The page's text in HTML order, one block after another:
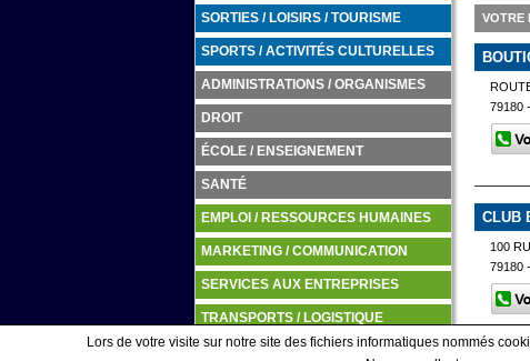
SORTIES / LOISIRS / TOURISME
SPORTS / ACTIVITÉS CULTURELLES
ADMINISTRATIONS / ORGANISMES
DROIT
ÉCOLE / ENSEIGNEMENT
SANTÉ
EMPLOI / RESSOURCES HUMAINES
MARKETING / COMMUNICATION
SERVICES AUX ENTREPRISES
TRANSPORTS / LOGISTIQUE
VOTRE
79180
CLUB
100
79180
Lors de votre visite sur notre site des fichiers informatiques nommés